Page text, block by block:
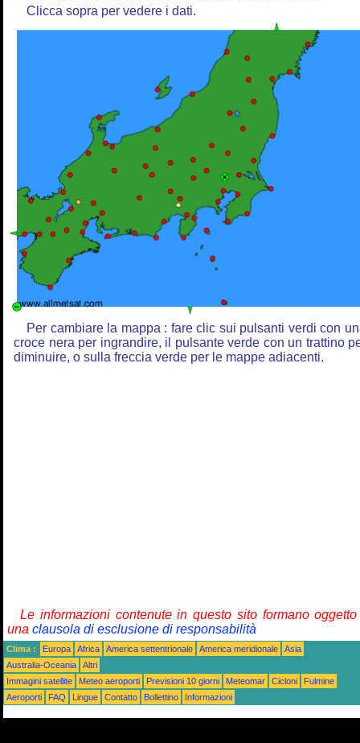
Clicca sopra per vedere i dati.
Per cambiare la mappa : fare clic sui pulsanti verdi con
croce nera per ingrandire, il pulsante verde con un trattino
diminuire, o sulla freccia verde per le mappe adiacenti.
Le informazioni contenute in questo sito formano
una clausola di esclusione di responsabilità
Clima : Europa Africa America settentrionale America meridionale
Asia
Australia-Oceania
Altri
Immagini satellite
Meteo aeroporti Previsioni 10 giorni Meteomar Cicloni
Fulmine
Aeroporti
FAQ Lingue Contatto Bollettino Informazioni